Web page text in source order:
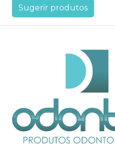
Sugerir produtos